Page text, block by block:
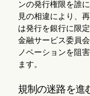
ンの発行権限を誰
見の相違により、
は発行を銀行に限
金融サービス委員
ノベーションを阻
ます。
規制の迷路を進